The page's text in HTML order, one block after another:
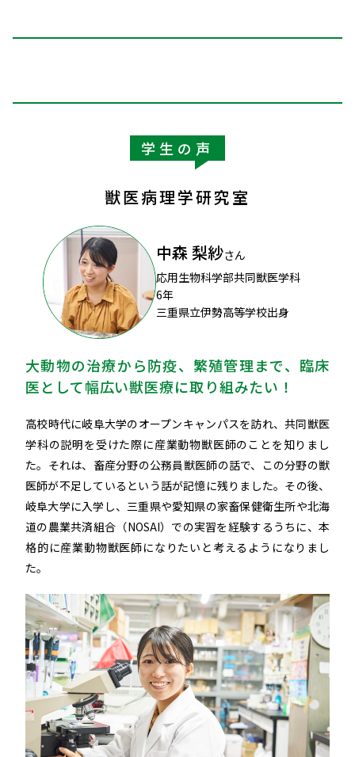
学生の声
獣医病理学研究室
中森 梨紗さん
応用生物科学部共同獣医学科
6年
三重県立伊勢高等学校出身
大動物の治療から防疫、繁殖管理まで、臨床
医として幅広い獣医療に取り組みたい！
高校時代に岐阜大学のオープンキャンパスを訪れ、共同獣医
学科の説明を受けた際に産業動物獣医師のことを知りまし
た。それは、畜産分野の公務員獣医師の話で、この分野の獣
医師が不足しているという話が記憶に残りました。その後、
岐阜大学に入学し、三重県や愛知県の家畜保健衛生所や北海
道の農業共済組合（NOSAI）での実習を経験するうちに、本
格的に産業動物獣医師になりたいと考えるようになりまし
た。